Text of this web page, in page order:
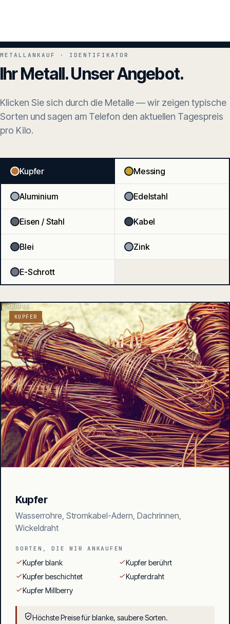
METALLANKAUF · IDENTIFIKATOR
Ihr Metall. Unser Angebot.
Klicken Sie sich durch die Metalle — wir zeigen typische
Sorten und sagen am Telefon den aktuellen Tagespreis
pro Kilo.
Kupfer Messing
Aluminium Edelstahl
Eisen / Stahl Kabel
Blei Zink
E-Schrott
KUPFER
KUPFER
Kupfer
Wasserrohre, Stromkabel-Adern, Dachrinnen,
Wickeldraht
SORTEN, DIE WIR ANKAUFEN
Kupfer blank
Kupfer berührt
Kupfer beschichtet
Kupferdraht
Kupfer Millberry
Höchste Preise für blanke, saubere Sorten.